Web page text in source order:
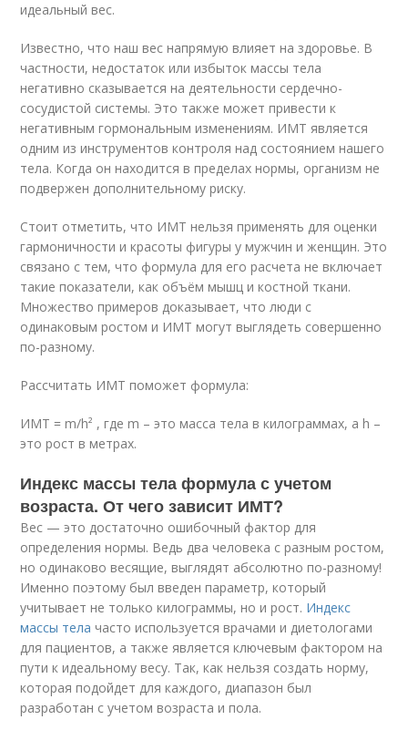
идеальный вес.
Известно, что наш вес напрямую влияет на здоровье. В
частности, недостаток или избыток массы тела
негативно сказывается на деятельности сердечно-
сосудистой системы. Это также может привести к
негативным гормональным изменениям. ИМТ является
одним из инструментов контроля над состоянием нашего
тела. Когда он находится в пределах нормы, организм не
подвержен дополнительному риску.
Стоит отметить, что ИМТ нельзя применять для оценки
гармоничности и красоты фигуры у мужчин и женщин. Это
связано с тем, что формула для его расчета не включает
такие показатели, как объём мышц и костной ткани.
Множество примеров доказывает, что люди с
одинаковым ростом и ИМТ могут выглядеть совершенно
по-разному.
Рассчитать ИМТ поможет формула:
ИМТ = m/h² , где m – это масса тела в килограммах, а h –
это рост в метрах.
Индекс массы тела формула с учетом
возраста. От чего зависит ИМТ?
Вес — это достаточно ошибочный фактор для
определения нормы. Ведь два человека с разным ростом,
но одинаково весящие, выглядят абсолютно по-разному!
Именно поэтому был введен параметр, который
учитывает не только килограммы, но и рост. Индекс
массы тела часто используется врачами и диетологами
для пациентов, а также является ключевым фактором на
пути к идеальному весу. Так, как нельзя создать норму,
которая подойдет для каждого, диапазон был
разработан с учетом возраста и пола.